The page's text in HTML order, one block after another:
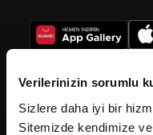
Verilerinizin sorumlu
Sizlere daha iyi bir
Sitemizde kendimize
2026Fikriyat. Tüm